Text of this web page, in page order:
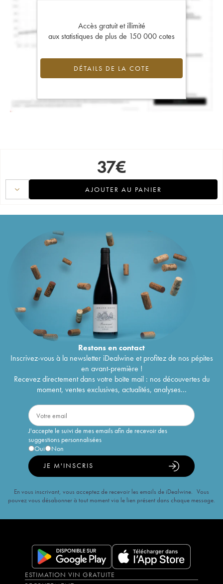
Accès gratuit et illimité
aux statistiques de plus de 150 000 cotes
DÉTAILS DE LA COTE
37€
AJOUTER AU PANIER
Restons encontact
Inscrivez-vous à la newsletter iDealwine et profitez de nos pépites
en avant-première !
Recevez directement dans votre boîte mail : nos découvertes du
moment, ventes exclusives, actualités, analyses...
J'accepte le suivi de mes emails afin de recevoir des
suggestions personnalisées
Oui
Non
JE M'INSCRIS
En vous inscrivant, vous acceptez de recevoir les emails de iDealwine. Vous
pouvez vous désabonner à tout moment via le lien présent dans chaque message.
ESTIMATION VIN GRATUITE